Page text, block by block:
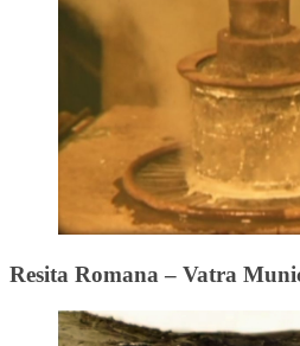
Resita Romana – Vatra